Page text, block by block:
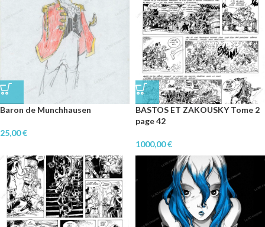
Baron de Munchhausen
25,00€
BASTOS ET ZAKOUSKY Tome 2
page 42
1000,00€